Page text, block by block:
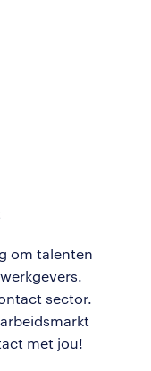
om talenten
sector.
met jou!